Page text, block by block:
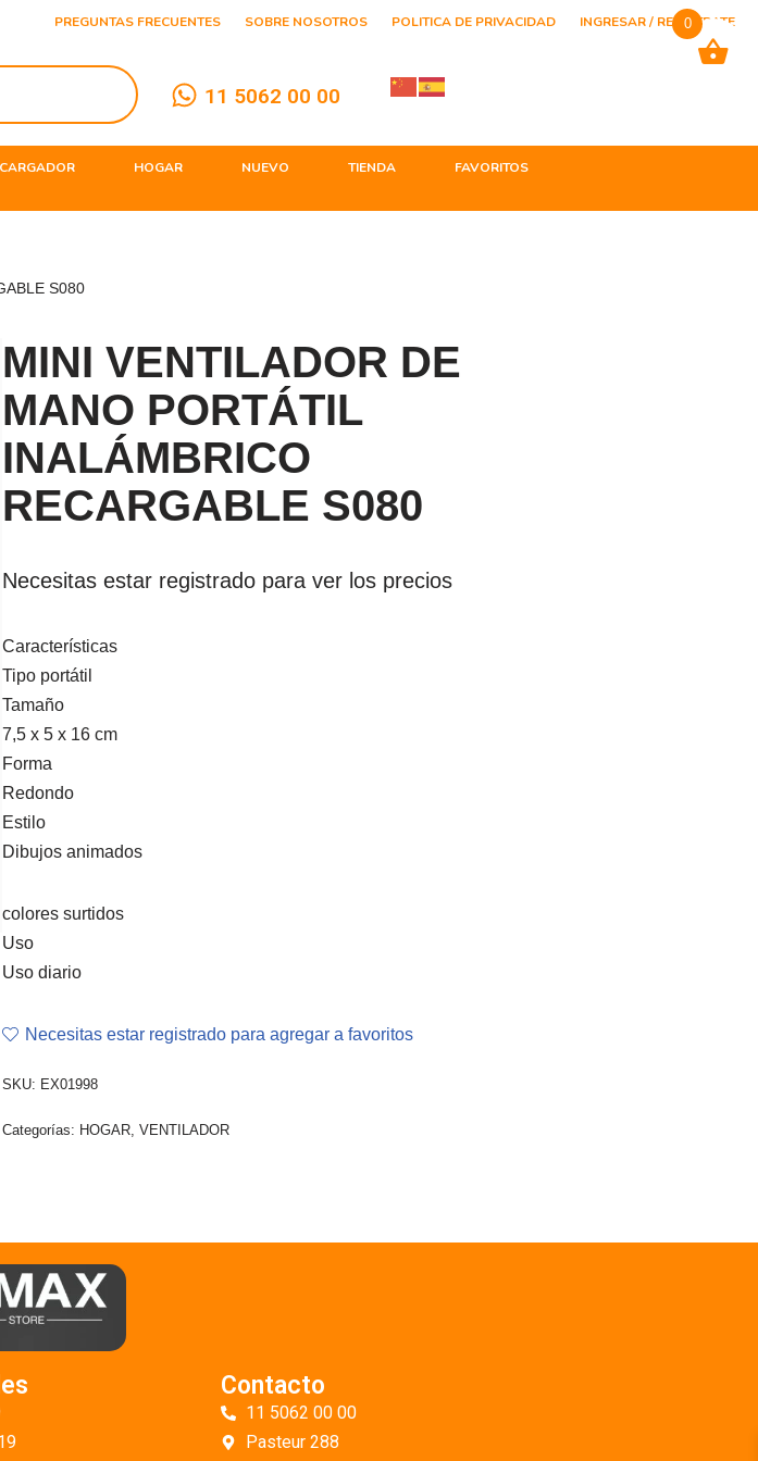
PREGUNTAS FRECUENTES SOBRE NOSOTROS POLITICA DE PRIVACIDAD INGRESAR / REGISTRATE
11 5062 00 00
CARGADOR HOGAR NUEVO TIENDA
FAVORITOS
S080
MINI VENTILADOR DE
MANO PORTÁTIL
INALÁMBRICO
RECARGABLE S080
Necesitas estar registrado para ver los precios
Características
Tipo portátil
Tamaño
7,5 x 5 x 16 cm
Forma
Redondo
Estilo
Dibujos animados
colores surtidos
Uso
Uso diario
Necesitas estar registrado para agregar a favoritos
SKU: EX01998
Categorías: HOGAR,VENTILADOR
Contacto
11 5062 00 00
Pasteur 288
0